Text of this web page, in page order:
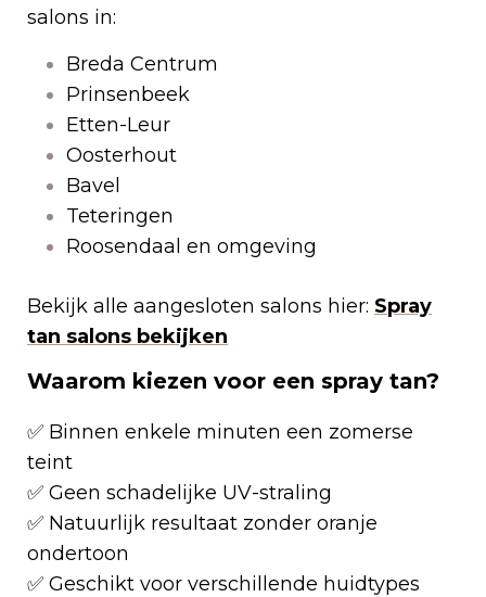
salons in:
Breda Centrum
Prinsenbeek
Etten-Leur
Oosterhout
Bavel
Teteringen
Roosendaal en omgeving
Bekijk alle aangesloten salons hier: Spray
tan salons bekijken
Waarom kiezen voor een spray tan?
✅ Binnen enkele minuten een zomerse
teint
✅ Geen schadelijke UV-straling
✅ Natuurlijk resultaat zonder oranje
ondertoon
✅ Geschikt voor verschillende huidtypes